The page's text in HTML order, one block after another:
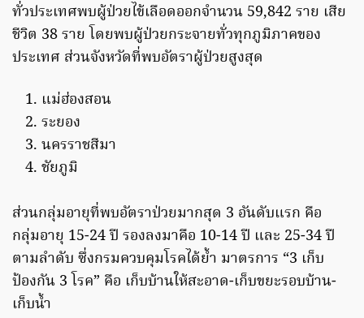
ทั่วประเทศพบผู้ป่วยไข้เลือดออกจำนวน 59,842 ราย เสีย
ชีวิต 38 ราย โดยพบผู้ป่วยกระจายทั่วทุกภูมิภาคของ
ประเทศ ส่วนจังหวัดที่พบอัตราผู้ป่วยสูงสุด
แม่ฮ่องสอน
ระยอง
นครราชสีมา
ชัยภูมิ
ส่วนกลุ่มอายุที่พบอัตราป่วยมากสุด 3 อันดับแรก คือ
กลุ่มอายุ 15-24 ปี รองลงมาคือ 10-14 ปี และ 25-34 ปี
ตามลำดับ ซึ่งกรมควบคุมโรคได้ย้ำ มาตรการ “3 เก็บ
ป้องกัน 3 โรค” คือ เก็บบ้านให้สะอาด-เก็บขยะรอบบ้าน-
เก็บน้ำ